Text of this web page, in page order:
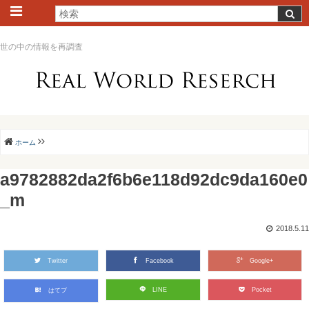
世の中の情報を再調査
ホーム
a9782882da2f6b6e118d92dc9da160e0
_m
2018.5.11
Twitter Facebook Google+
はてブ LINE Pocket